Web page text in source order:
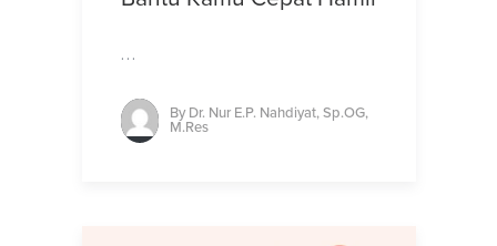
…
ByDr. Nur E.P. Nahdiyat, Sp.OG,
M.Res